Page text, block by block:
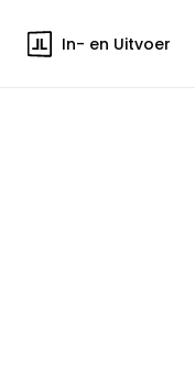
In- en Uitvoer